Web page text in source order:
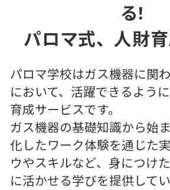
る!
パロマ式、人財育
パロマ学校はガス機器に関
において、活躍できるよう
育成サービスです。
ガス機器の基礎知識から始
化したワーク体験を通じた
ウやスキルなど、身につけ
に活かせる学びを提供してい